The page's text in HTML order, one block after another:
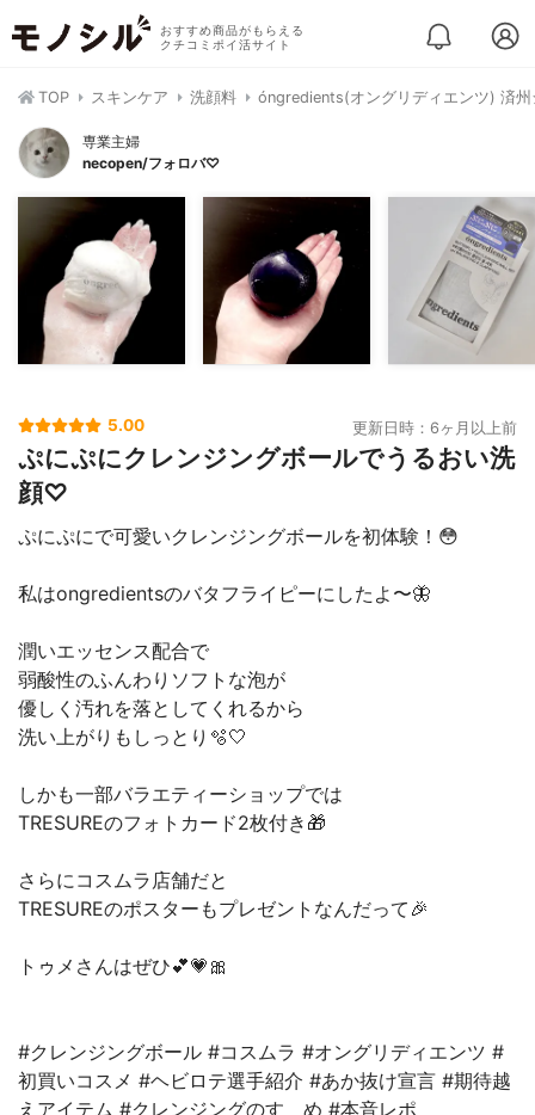
おすすめ商品がもらえる
クチコミポイ活サイト
TOP スキンケア 洗顔料 óngredients(オングリディエンツ) 済
専業主婦
necopen/フォロバ♡
5.00 更新日時：6ヶ月以上前
ぷにぷにクレンジングボールでうるおい洗
顔♡
ぷにぷにで可愛いクレンジングボールを初体験！😳
私はongredientsのバタフライピーにしたよ〜🦋
潤いエッセンス配合で
弱酸性のふんわりソフトな泡が
優しく汚れを落としてくれるから
洗い上がりもしっとり🫧🤍
しかも一部バラエティーショップでは
TRESUREのフォトカード2枚付き🎁
さらにコスムラ店舗だと
TRESUREのポスターもプレゼントなんだって🎉
トゥメさんはぜひ💕💗🎀
#クレンジングボール #コスムラ #オングリディエンツ #
初買いコスメ #ヘビロテ選手紹介 #あか抜け宣言 #期待越
えアイテム #クレンジングのすゝめ #本音レポ